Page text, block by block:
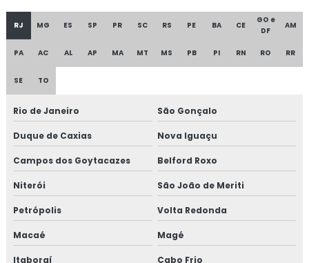
Consultoria em food fraud e food defense
Consultoria em formação de auditor interno
Consultoria em formação de equipe esa
Consultoria em FSSC 22000
Consultoria em gestão da manutenção
Consultoria em gestão de fornecedores
Consultoria em global market
Consultoria em GMP+
RJ MG ES SP PR SC RS PE BA CE
GO e
DF
AM
PA AC AL AP MA MT MS PB PI RN RO RR
SE TO
Rio de Janeiro São Gonçalo
Duque de Caxias Nova Iguaçu
Campos dos Goytacazes Belford Roxo
Niterói São João de Meriti
Petrópolis Volta Redonda
Macaé Magé
Itaboraí Cabo Frio